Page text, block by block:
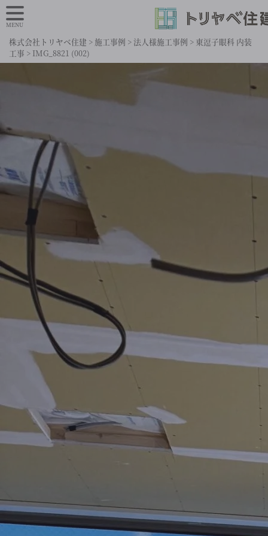
株式会社トリヤベ住建 > 施工事例 > 法人様施工事例 > 東逗子眼科 内装
工事 > IMG_8821 (002)
MENU